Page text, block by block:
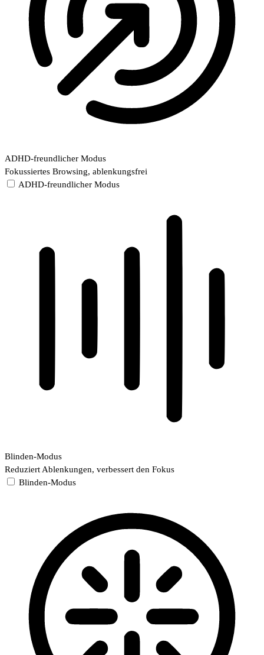
ADHD-freundlicher Modus
Fokussiertes Browsing, ablenkungsfrei
ADHD-freundlicher Modus
Blinden-Modus
Reduziert Ablenkungen, verbessert den Fokus
Blinden-Modus